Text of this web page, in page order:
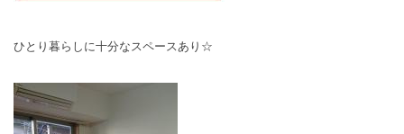
ひとり暮らしに十分なスペースあり☆